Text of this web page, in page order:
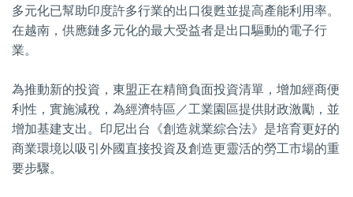
多元化已幫助印度許多行業的出口復甦並提高產能利用率。
在越南，供應鏈多元化的最大受益者是出口驅動的電子行
業。
為推動新的投資，東盟正在精簡負面投資清單，增加經商便
利性，實施減稅，為經濟特區／工業園區提供財政激勵，並
增加基建支出。印尼出台《創造就業綜合法》是培育更好的
商業環境以吸引外國直接投資及創造更靈活的勞工市場的重
要步驟。